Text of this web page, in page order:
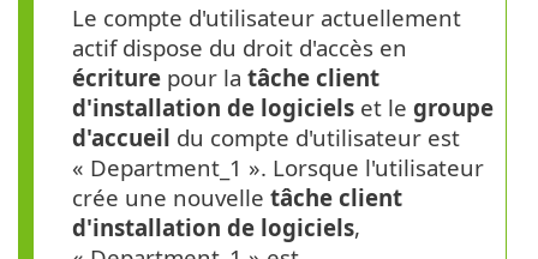
Le compte d'utilisateur actuellement
actif dispose du droit d'accès en
écriture pour la tâche client
d'installation de logiciels et le groupe
d'accueil du compte d'utilisateur est
« Department_1 ». Lorsque l'utilisateur
crée une nouvelle tâche client
d'installation de logiciels,